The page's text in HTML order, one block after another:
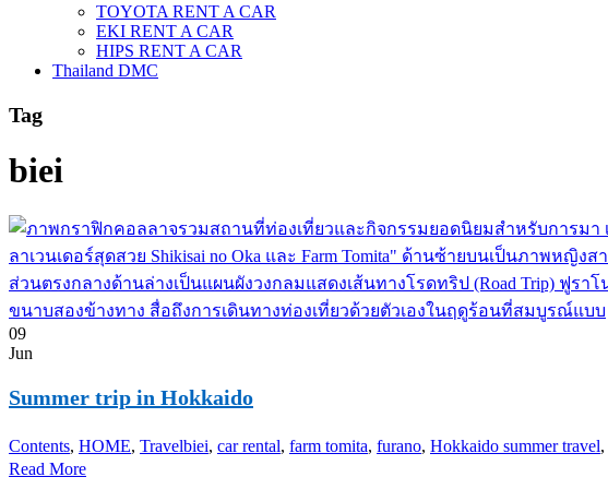
TOYOTA RENT A CAR
EKI RENT A CAR
HIPS RENT A CAR
Thailand DMC
Tag
biei
09
Jun
Summer trip in Hokkaido
Contents, HOME, Travelbiei, car rental, farm tomita, furano, Hokkaido summer travel,
Read More